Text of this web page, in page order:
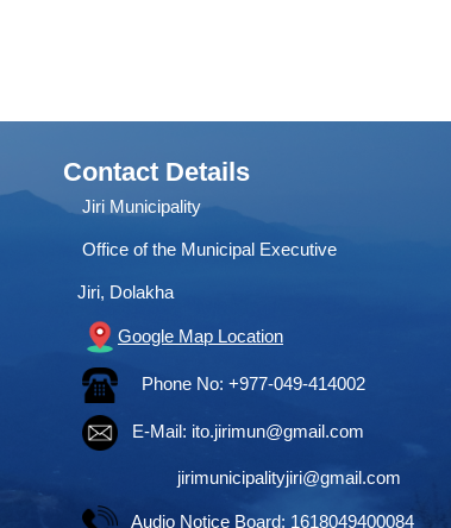
Contact Details
Jiri Municipality
Office of the Municipal Executive
Jiri, Dolakha
Google Map Location
Phone No: +977-049-414002
E-Mail: ito.jirimun@gmail.com
jirimunicipalityjiri@gmail.com
Audio Notice Board: 1618049400084